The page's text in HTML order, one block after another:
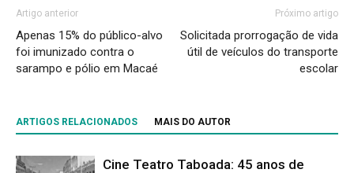
Artigo anterior
Apenas 15% do público-alvo
foi imunizado contra o
sarampo e pólio em Macaé
Próximo artigo
Solicitada prorrogação de vida
útil de veículos do transporte
escolar
ARTIGOS RELACIONADOS MAIS DO AUTOR
Cine Teatro Taboada: 45 anos de